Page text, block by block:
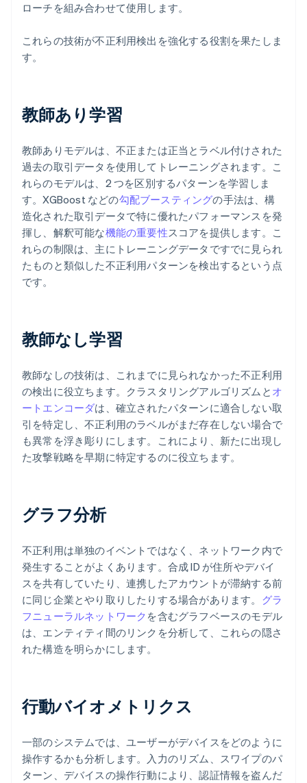
ローチを組み合わせて使用します。
これらの技術が不正利用検出を強化する役割を果たしま
す。
教師あり学習
教師ありモデルは、不正または正当とラベル付けされた
過去の取引データを使用してトレーニングされます。こ
れらのモデルは、2 つを区別するパターンを学習しま
す。XGBoost などの勾配ブースティングの手法は、構
造化された取引データで特に優れたパフォーマンスを発
揮し、解釈可能な機能の重要性スコアを提供します。こ
れらの制限は、主にトレーニングデータですでに見られ
たものと類似した不正利用パターンを検出するという点
です。
教師なし学習
教師なしの技術は、これまでに見られなかった不正利用
の検出に役立ちます。クラスタリングアルゴリズムと オ
ートエンコーダは、確立されたパターンに適合しない取
引を特定し、不正利用のラベルがまだ存在しない場合で
も異常を浮き彫りにします。これにより、新たに出現し
た攻撃戦略を早期に特定するのに役立ちます。
グラフ分析
不正利用は単独のイベントではなく、ネットワーク内で
発生することがよくあります。合成 ID が住所やデバイ
スを共有していたり、連携したアカウントが滞納する前
に同じ企業とやり取りしたりする場合があります。 グラ
フニューラルネットワーク を含むグラフベースのモデル
は、エンティティ間のリンクを分析して、これらの隠さ
れた構造を明らかにします。
行動バイオメトリクス
一部のシステムでは、ユーザーがデバイスをどのように
操作するかも分析します。入力のリズム、スワイプのパ
ターン、デバイスの操作行動により、認証情報を盗んだ